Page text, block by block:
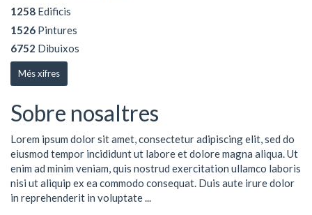
1258 Edificis
1526 Pintures
6752 Dibuixos
Més xifres
Sobre nosaltres
Lorem ipsum dolor sit amet, consectetur adipiscing elit, sed do
eiusmod tempor incididunt ut labore et dolore magna aliqua. Ut
enim ad minim veniam, quis nostrud exercitation ullamco laboris
nisi ut aliquip ex ea commodo consequat. Duis aute irure dolor
in reprehenderit in voluptate ...